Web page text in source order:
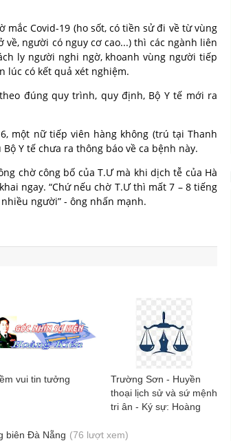
Covid-19 (ho sốt, có tiền sử đi về từ vùng
người có nguy cơ cao...) thì các ngành liên
ly người nghi ngờ, khoanh vùng người tiếp
lúc có kết quả xét nghiệm.
đúng quy trình, quy định, Bộ Y tế mới ra
một nữ tiếp viên hàng không (trú tại Thanh
Y tế chưa ra thông báo về ca bệnh này.
chờ công bố của T.Ư mà khi dịch tễ của Hà
ngay. “Chứ nếu chờ T.Ư thì mất 7 – 8 tiếng
người” - ông nhấn mạnh.
vui tin tưởng
Trường Sơn - Huyền
thoại lịch sử và sứ mệnh
tri ân - Ký sự: Hoàng
biên Đà Nẵng (76 lượt xem)